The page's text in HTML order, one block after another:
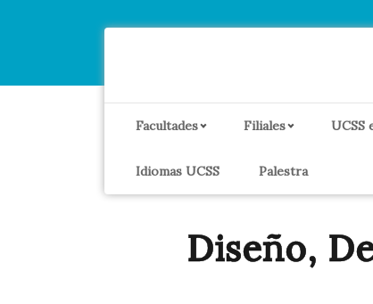
Facultades Filiales UCSS
Idiomas UCSS Palestra
Diseño,